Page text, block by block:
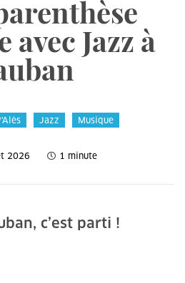
avec Jazz à
Jazz Musique
2026 1 minute
c’est parti !